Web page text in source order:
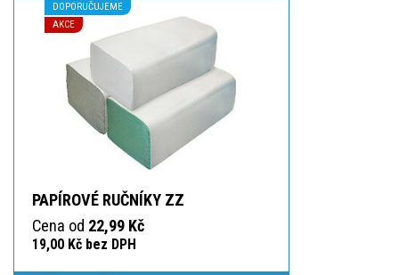
DOPORUČUJEME
AKCE
PAPÍROVÉ RUČNÍKY ZZ
Cena od 22,99 Kč
19,00 Kč bez DPH